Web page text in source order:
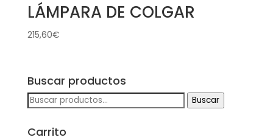
LÁMPARA DE COLGAR
215,60€
Buscar productos
Buscar
por:
Buscar
Carrito